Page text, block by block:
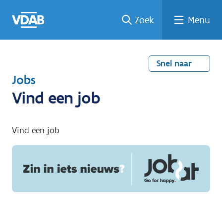
naar
een
een
job
naar
Zoek Menu
Snel naar
T
e
u
g
a
Jobs
Vind een job
Vind een job